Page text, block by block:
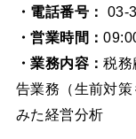
・電話番号：
03-
・営業時間：
・業務内容：税務
告業務（生前対
みた経営分析